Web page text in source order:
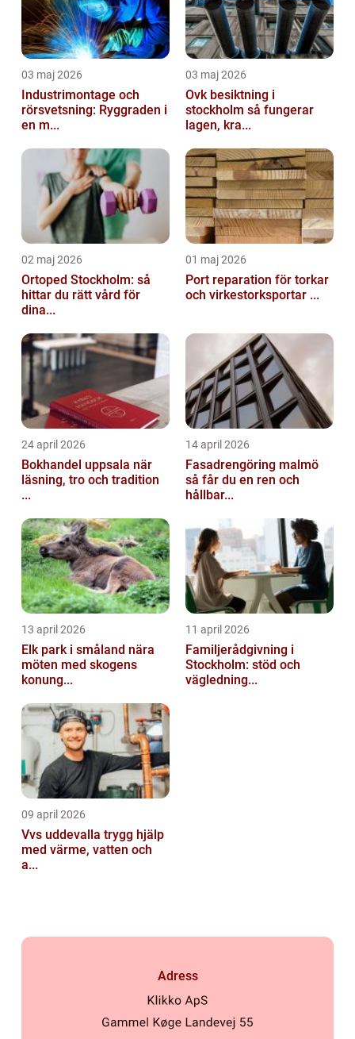
03 maj 2026
Industrimontage och
rörsvetsning: Ryggraden i
en m...
03 maj 2026
Ovk besiktning i
stockholm så fungerar
lagen, kra...
02 maj 2026
Ortoped Stockholm: så
hittar du rätt vård för
dina...
01 maj 2026
Port reparation för torkar
och virkestorksportar ...
24 april 2026
Bokhandel uppsala när
läsning, tro och tradition
...
14 april 2026
Fasadrengöring malmö
så får du en ren och
hållbar...
13 april 2026
Elk park i småland nära
möten med skogens
konung...
11 april 2026
Familjerådgivning i
Stockholm: stöd och
vägledning...
09 april 2026
Vvs uddevalla trygg hjälp
med värme, vatten och
a...
Adress